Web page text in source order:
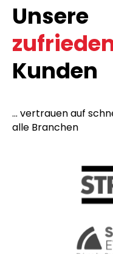
Unsere
Kunden
... vertrauen auf
alle Branchen